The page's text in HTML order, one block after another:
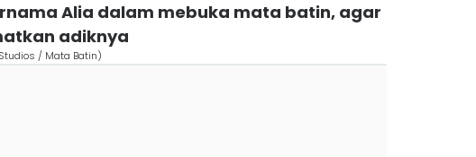
Alia dalam mebuka mata batin, agar
adiknya
/ Mata Batin)